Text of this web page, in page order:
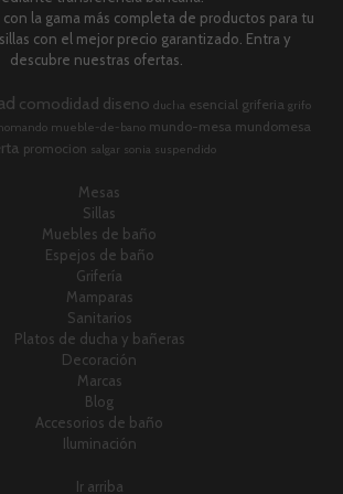
con la gama más completa de productos para tu
con el mejor precio garantizado. Entra y
descubre nuestras ofertas.
comodidad diseno ducha esencial griferia grifo
mueble-de-bano mundo-mesa mundomesa
promocion salgar sonia suspendido
Mesas
Sillas
Muebles de baño
Espejos de baño
Grifería
Mamparas
Sanitarios
Platos de ducha y bañeras
Decoración
Marcas
Blog
Accesorios de baño
Iluminación
Ir arriba